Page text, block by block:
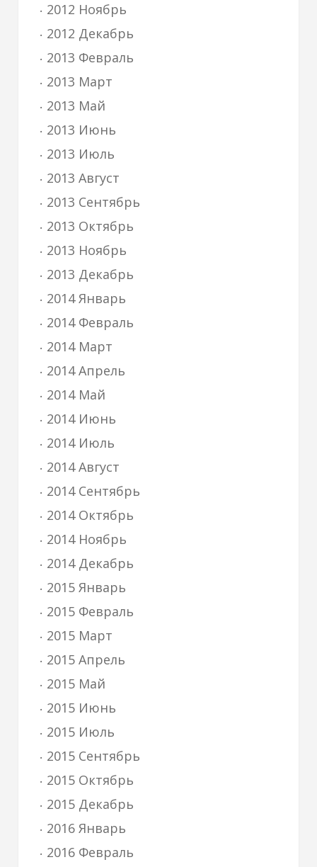
2012 Ноябрь
2012 Декабрь
2013 Февраль
2013 Март
2013 Май
2013 Июнь
2013 Июль
2013 Август
2013 Сентябрь
2013 Октябрь
2013 Ноябрь
2013 Декабрь
2014 Январь
2014 Февраль
2014 Март
2014 Апрель
2014 Май
2014 Июнь
2014 Июль
2014 Август
2014 Сентябрь
2014 Октябрь
2014 Ноябрь
2014 Декабрь
2015 Январь
2015 Февраль
2015 Март
2015 Апрель
2015 Май
2015 Июнь
2015 Июль
2015 Сентябрь
2015 Октябрь
2015 Декабрь
2016 Январь
2016 Февраль